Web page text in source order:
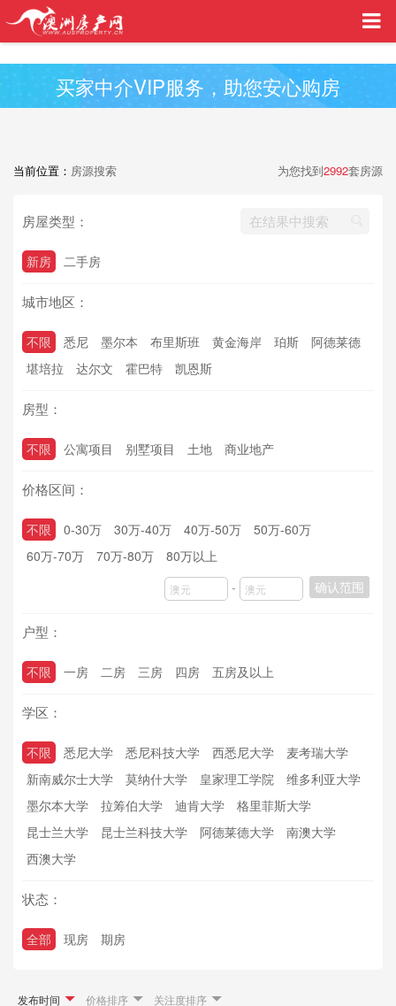
买家中介VIP服务，助您安心购房
当前位置： 房源搜索 为您找到2992套房源
房屋类型：
新房 二手房
城市地区：
不限 悉尼 墨尔本 布里斯班 黄金海岸 珀斯
阿德莱德
堪培拉
达尔文 霍巴特 凯恩斯
房型：
不限 公寓项目 别墅项目 土地 商业地产
价格区间：
不限 0-30万 30万-40万 40万-50万
50万-60万
60万-70万
70万-80万
80万以上
-
确认范围
户型：
不限 一房 二房 三房 四房 五房及以上
学区：
不限 悉尼大学 悉尼科技大学 西悉尼大学
麦考瑞大学
新南威尔士大学
莫纳什大学 皇家理工学院
维多利亚大学
墨尔本大学
拉筹伯大学 迪肯大学
格里菲斯大学
昆士兰大学
昆士兰科技大学 阿德莱德大学
南澳大学
西澳大学
状态：
全部 现房 期房
发布时间 价格排序 关注度排序